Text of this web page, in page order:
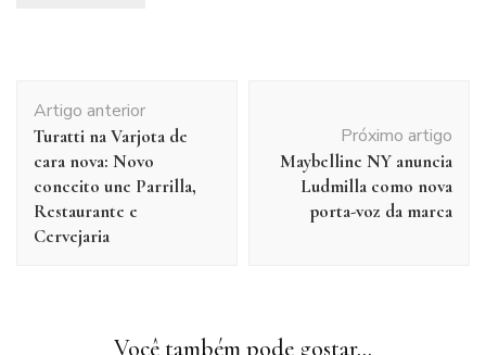
de
post
Artigo anterior
Turatti na Varjota de
cara nova: Novo
conceito une Parrilla,
Restaurante e
Cervejaria
Próximo artigo
Maybelline NY anuncia
Ludmilla como nova
porta-voz da marca
Você também pode gostar...